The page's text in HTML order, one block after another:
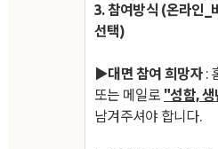
3. 참여방식 (온라인_
선택)
▶대면 참여 희망자:
또는 메일로 "성함,
남겨주셔야 합니다.